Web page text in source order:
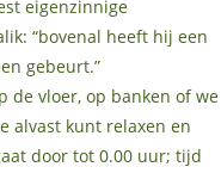
eigenzinnige
“bovenal heeft hij een
gebeurt.”
de vloer, op banken of we
alvast kunt relaxen en
door tot 0.00 uur; tijd